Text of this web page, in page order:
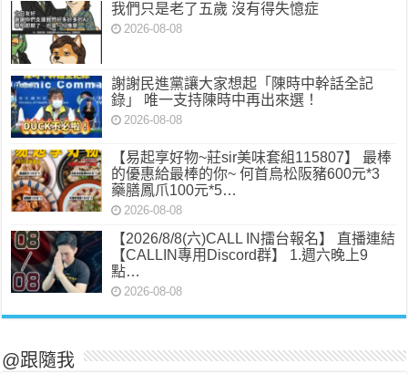
我們只是老了五歲 沒有得失憶症
2026-08-08
謝謝民進黨讓大家想起「陳時中幹話全記
錄」 唯一支持陳時中再出來選！
2026-08-08
【易起享好物~莊sir美味套組115807】 最棒
的優惠給最棒的你~ 何首烏松阪豬600元*3
藥膳鳳爪100元*5…
2026-08-08
【2026/8/8(六)CALL IN擂台報名】 直播連結
【CALLIN專用Discord群】 1.週六晚上9
點…
2026-08-08
@跟隨我